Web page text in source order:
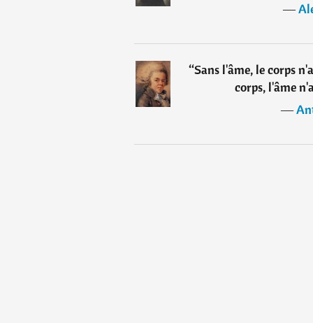
―
“Sans l'âme, le corps
corps, l'âme
―